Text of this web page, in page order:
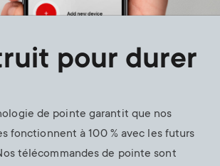
pour durer
de pointe garantit que nos
fonctionnent à 100 % avec les futurs
télécommandes de pointe sont